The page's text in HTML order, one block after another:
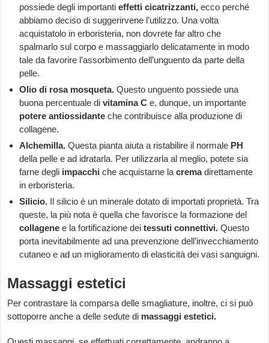
possiede degli importantieffetti cicatrizzanti, ecco perché
abbiamo deciso di suggerirvene l’utilizzo. Una volta
acquistatolo in erboristeria, non dovrete far altro che
spalmarlo sul corpo e massaggiarlo delicatamente in modo
tale da favorire l’assorbimento dell’unguento da parte della
pelle.
Olio di rosa mosqueta. Questo unguento possiede una
buona percentuale divitamina C e, dunque, un importante
potere antiossidante che contribuisce alla produzione di
collagene.
Alchemilla. Questa pianta aiuta a ristabilire il normale PH
della pelle e ad idratarla. Per utilizzarla al meglio, potete sia
farne degli impacchi che acquistarne lacremadirettamente
in erboristeria.
Silicio. Il silicio è un minerale dotato di importati proprietà. Tra
queste, la più nota è quella che favorisce la formazione del
collagene e la fortificazione deitessuti connettivi. Questo
porta inevitabilmente ad una prevenzione dell’invecchiamento
cutaneo e ad un miglioramento di elasticità dei vasi sanguigni.
Massaggi estetici
Per contrastare la comparsa delle smagliature, inoltre, ci si può
sottoporre anche a delle sedute di massaggi estetici.